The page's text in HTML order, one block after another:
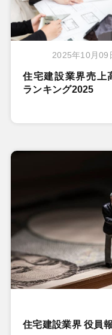
2025年10月09
住宅建設業界売上
ランキング2025
住宅建設業界 役員